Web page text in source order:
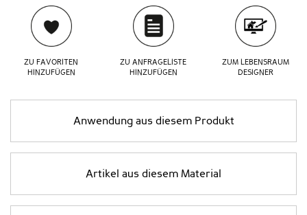
ZU FAVORITEN
HINZUFÜGEN
ZU ANFRAGELISTE
HINZUFÜGEN
ZUM LEBENSRAUM
DESIGNER
Anwendung aus diesem Produkt
Artikel aus diesem Material